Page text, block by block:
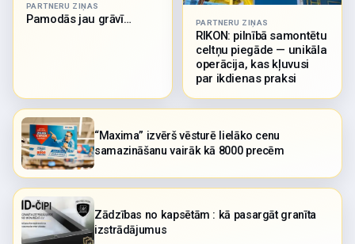
PARTNERU ZIŅAS
Pamodās jau grāvī… PARTNERU ZIŅAS
RIKON: pilnībā samontētu
celtņu piegāde — unikāla
operācija, kas kļuvusi
par ikdienas praksi
“Maxima” izvērš vēsturē lielāko cenu
samazināšanu vairāk kā 8000 precēm
Zādzības no kapsētām : kā pasargāt granīta
izstrādājumus